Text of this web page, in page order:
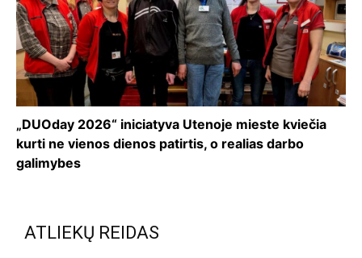
„DUOday 2026“ iniciatyva Utenoje mieste kviečia
kurti ne vienos dienos patirtis, o realias darbo
galimybes
ATLIEKŲ REIDAS